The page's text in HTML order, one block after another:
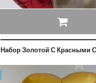
Набор Золотой С Красными